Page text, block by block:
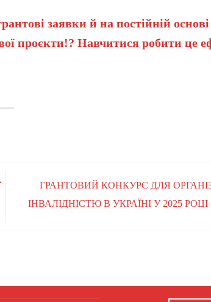
заявки й на постійній основі
проєкти!? Навчитися робити це
ГРАНТОВИЙ КОНКУРС ДЛЯ
ІНВАЛІДНІСТЮ В УКРАЇНІ У 2025 РОЦІ